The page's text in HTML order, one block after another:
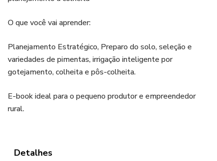
O que você vai aprender:
Planejamento Estratégico, Preparo do solo, seleção e
variedades de pimentas, irrigação inteligente por
gotejamento, colheita e pôs-colheita.
E-book ideal para o pequeno produtor e empreendedor
rural.
Detalhes